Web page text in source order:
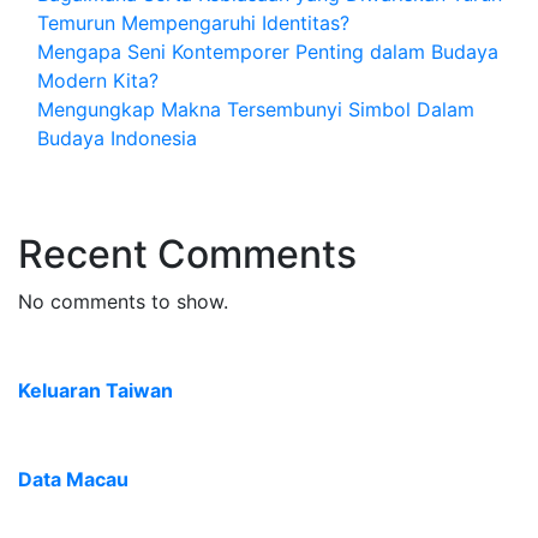
Temurun Mempengaruhi Identitas?
Mengapa Seni Kontemporer Penting dalam Budaya
Modern Kita?
Mengungkap Makna Tersembunyi Simbol Dalam
Budaya Indonesia
Recent Comments
No comments to show.
Keluaran Taiwan
Data Macau